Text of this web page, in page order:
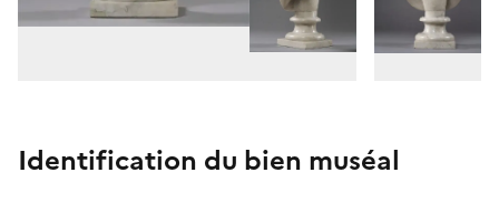
Identification du bien muséal